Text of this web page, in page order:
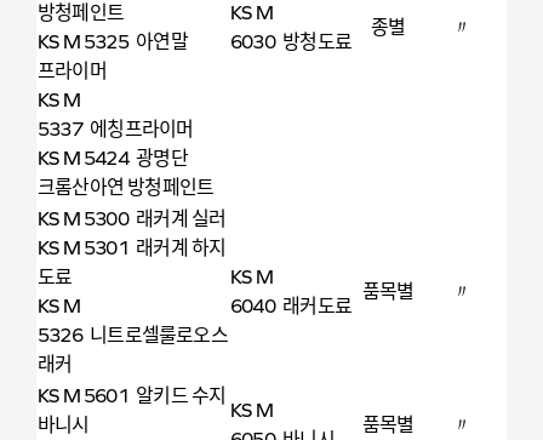
방청페인트
KS M 5325 아연말
프라이머
KS M
5337 에칭프라이머
KS M 5424 광명단
크롬산아연 방청페인트
KS M
6030 방청도료
종별 〃
KS M 5300 래커계 실러
KS M 5301 래커계 하지
도료
KS M
5326 니트로셀룰로오스
래커
KS M
6040 래커도료
품목별 〃
KS M 5601 알키드 수지
바니시
KS M
품목별 〃